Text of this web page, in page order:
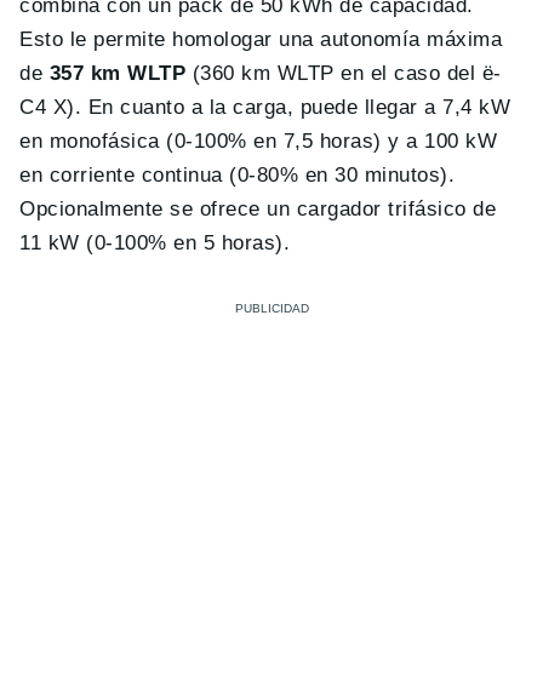
combina con un pack de 50 kWh de capacidad.
Esto le permite homologar una autonomía máxima
de 357 km WLTP (360 km WLTP en el caso del ë-
C4 X). En cuanto a la carga, puede llegar a 7,4 kW
en monofásica (0-100% en 7,5 horas) y a 100 kW
en corriente continua (0-80% en 30 minutos).
Opcionalmente se ofrece un cargador trifásico de
11 kW (0-100% en 5 horas).